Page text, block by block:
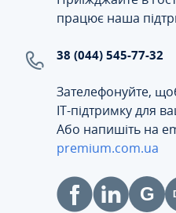
працює наша
38 (044) 545-77-32
Зателефонуйте,
ІТ-підтримку для
Або напишіть на
premium.com.ua